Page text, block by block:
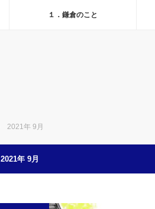
１．鎌倉のこと
2021年 9月
2021年 9月